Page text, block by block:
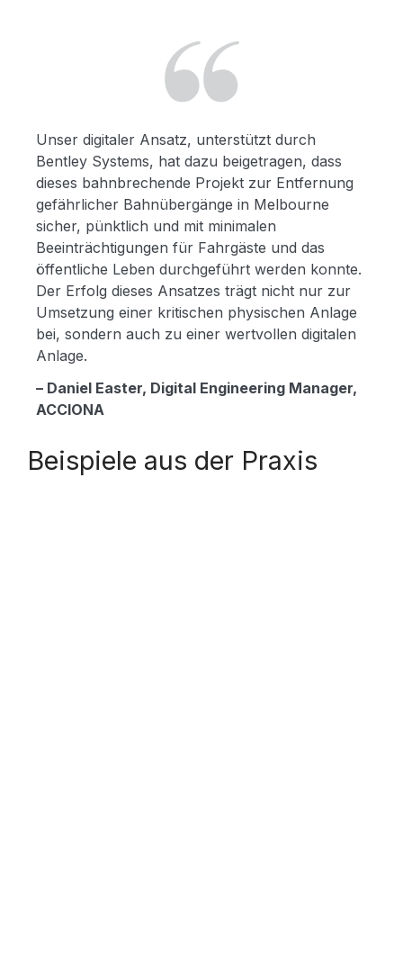
Unser digitaler Ansatz, unterstützt durch
Bentley Systems, hat dazu beigetragen, dass
dieses bahnbrechende Projekt zur Entfernung
gefährlicher Bahnübergänge in Melbourne
sicher, pünktlich und mit minimalen
Beeinträchtigungen für Fahrgäste und das
öffentliche Leben durchgeführt werden konnte.
Der Erfolg dieses Ansatzes trägt nicht nur zur
Umsetzung einer kritischen physischen Anlage
bei, sondern auch zu einer wertvollen digitalen
Anlage.
– Daniel Easter, Digital Engineering Manager,
ACCIONA
Beispiele aus der Praxis